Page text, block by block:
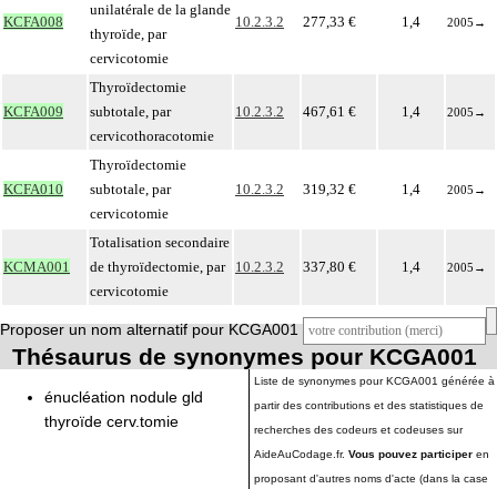
KCFA008
unilatérale de la glande
thyroïde, par
cervicotomie
10.2.3.2 277,33 € 1,4 2005 →
KCFA009
Thyroïdectomie
subtotale, par
cervicothoracotomie
10.2.3.2 467,61 € 1,4 2005 →
KCFA010
Thyroïdectomie
subtotale, par
cervicotomie
10.2.3.2 319,32 € 1,4 2005 →
KCMA001
Totalisation secondaire
de thyroïdectomie, par
cervicotomie
10.2.3.2 337,80 € 1,4 2005 →
Proposer un nom alternatif pour KCGA001
Thésaurus de synonymes pour KCGA001
énucléation nodule gld
thyroïde cerv.tomie
Liste de synonymes pour KCGA001 générée à
partir des contributions et des statistiques de
recherches des codeurs et codeuses sur
AideAuCodage.fr. Vous pouvez participer en
proposant d'autres noms d'acte (dans la case